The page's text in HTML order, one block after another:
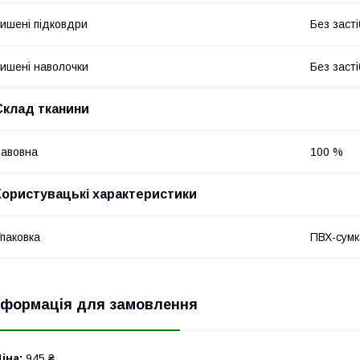
підковдри Без
наволочки Без
тканини
100 %
характеристики
ПВХ-
для замовлення